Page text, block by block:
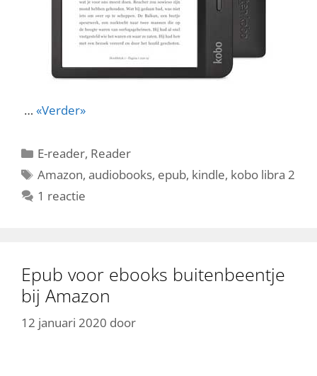
… «Verder»
Categorieën
E-reader, Reader
Tags
Amazon,audiobooks, epub, kindle, kobo libra 2
1 reactie
Epub voor ebooks buitenbeentje
bij Amazon
12 januari 2020 door